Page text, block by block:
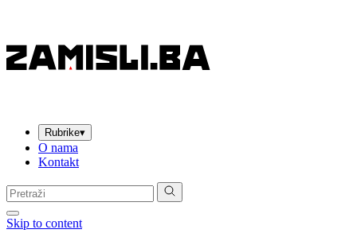
Rubrike▾
O nama
Kontakt
Pretraga:
Skip to content